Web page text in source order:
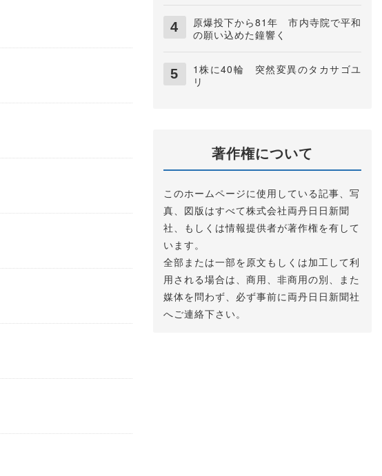
原爆投下から81年 市内寺院で平和
の願い込めた鐘響く
1株に40輪 突然変異のタカサゴユ
リ
著作権について
このホームページに使用している記事、写
真、図版はすべて株式会社両丹日日新聞
社、もしくは情報提供者が著作権を有して
います。
全部または一部を原文もしくは加工して利
用される場合は、商用、非商用の別、また
媒体を問わず、必ず事前に両丹日日新聞社
へご連絡下さい。